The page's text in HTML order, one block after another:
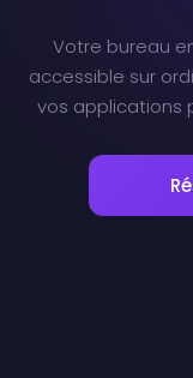
Votre bureau
accessible sur
vos applications